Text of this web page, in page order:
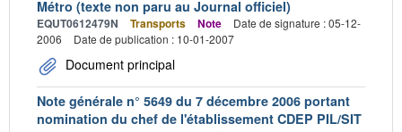
Métro (texte non paru au Journal officiel)
EQUT0612479N Transports Note
Date de signature : 05-12-
2006
Date de publication : 10-01-2007
Document principal
Note générale n° 5649 du 7 décembre 2006 portant
nomination du chef de l'établissement CDEP PIL/SIT